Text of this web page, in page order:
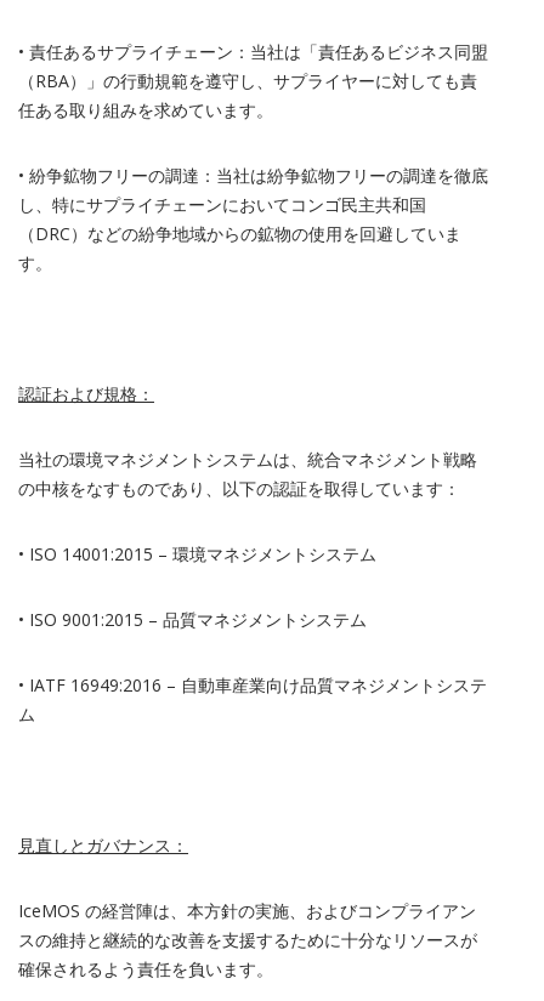
• 責任あるサプライチェーン：当社は「責任あるビジネス同盟
（RBA）」の行動規範を遵守し、サプライヤーに対しても責
任ある取り組みを求めています。
• 紛争鉱物フリーの調達：当社は紛争鉱物フリーの調達を徹底
し、特にサプライチェーンにおいてコンゴ民主共和国
（DRC）などの紛争地域からの鉱物の使用を回避していま
す。
認証および規格：
当社の環境マネジメントシステムは、統合マネジメント戦略
の中核をなすものであり、以下の認証を取得しています：
• ISO 14001:2015 – 環境マネジメントシステム
• ISO 9001:2015 – 品質マネジメントシステム
• IATF 16949:2016 – 自動車産業向け品質マネジメントシステ
ム
見直しとガバナンス：
IceMOS の経営陣は、本方針の実施、およびコンプライアン
スの維持と継続的な改善を支援するために十分なリソースが
確保されるよう責任を負います。